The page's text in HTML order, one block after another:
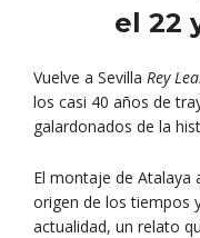
el 22
Vuelve a Sevilla Rey
los casi 40 años de
galardonados de la
El montaje de Atalaya
origen de los tiempos
actualidad, un relato